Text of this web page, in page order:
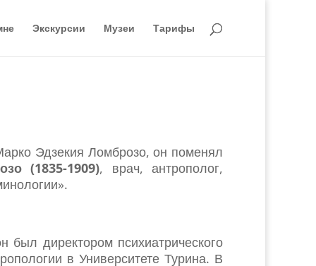
Экскурсии Музеи Тарифы
Эдзекия Ломброзо, он поменял
(1835-1909), врач, антрополог,
был директором психиатрического
в Университете Турина. В